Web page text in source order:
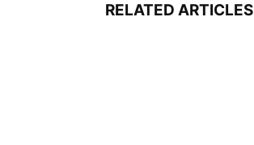
RELATED ARTICLES